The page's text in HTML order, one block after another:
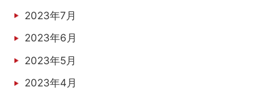
2023年7月
2023年6月
2023年5月
2023年4月